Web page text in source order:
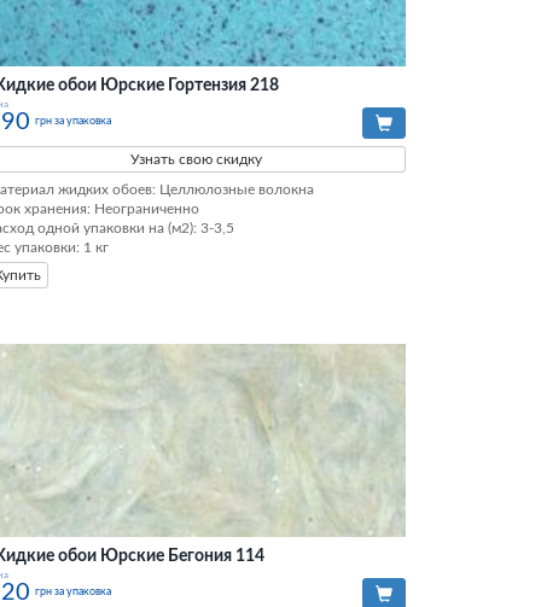
обои Юрские Гортензия 218
грн за упаковка
Узнать свою скидку
жидких обоев: Целлюлозные волокна
хранения: Неограниченно
одной упаковки на (м2): 3-3,5
упаковки: 1 кг
обои Юрские Бегония 114
грн за упаковка